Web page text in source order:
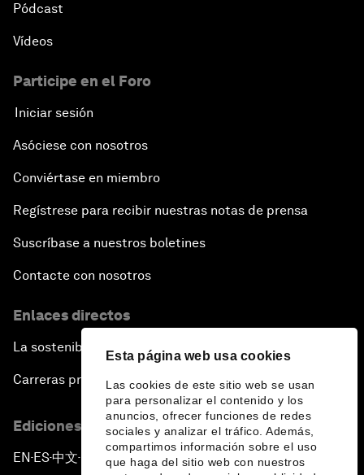
Esta página web usa cookies
Las cookies de este sitio web se usan
para personalizar el contenido y los
anuncios, ofrecer funciones de redes
sociales y analizar el tráfico. Además,
compartimos información sobre el uso
que haga del sitio web con nuestros
Pódcast
Vídeos
Participe en el Foro
Iniciar sesión
Asóciese con nosotros
Conviértase en miembro
Regístrese para recibir nuestras notas de prensa
Suscríbase a nuestros boletines
Contacte con nosotros
Enlaces directos
La sostenibilidad en el Foro
Carreras profesionales
Ediciones en otros idiomas
EN ▪ ES▪中文▪ 日本語